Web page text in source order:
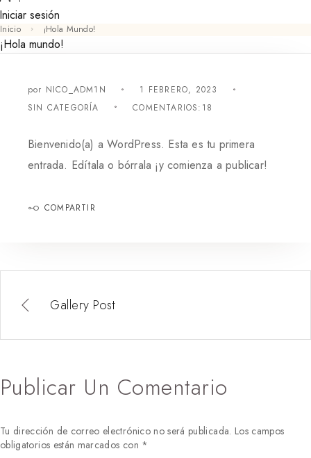
sesión
Inicio ¡Hola Mundo!
¡Hola mundo!
por NICO_ADM1N
1 FEBRERO, 2023
SIN CATEGORÍA
COMENTARIOS:18
Bienvenido(a) a WordPress. Esta es tu primera
entrada. Edítala o bórrala ¡y comienza a publicar!
COMPARTIR
Gallery Post
Publicar Un Comentario
Tu dirección de correo electrónico no será publicada. Los campos
obligatorios están marcados con *